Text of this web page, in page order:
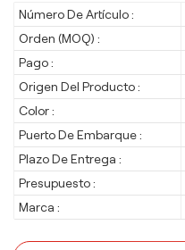
Número De Artículo :
Orden (MOQ) :
Pago :
Origen Del Producto :
Color :
Puerto De Embarque :
Plazo De Entrega :
Presupuesto :
Marca :